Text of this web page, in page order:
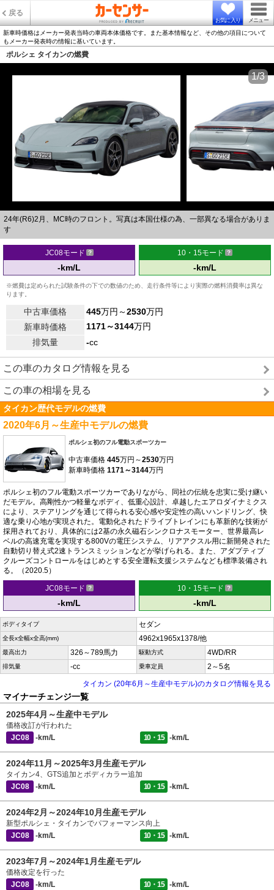
戻る
お気に入り メニュー
新車時価格はメーカー発表当時の車両本体価格です。また基本情報など、その他の項目について
もメーカー発表時の情報に基いています。
ポルシェ タイカンの燃費
24年(R6)2月、MC時のフロント。写真は本国仕様の為、一部異なる場合がありま
す
1/3
JC08モード
-km/L
10・15モード
-km/L
※燃費は定められた試験条件の下での数値のため、走行条件等により実際の燃料消費率は異な
ります。
中古車価格 445万円～2530万円
新車時価格
1171～3144万円
排気量
-cc
この車のカタログ情報を見る
この車の相場を見る
タイカン歴代モデルの燃費
2020年6月～生産中モデルの燃費
ポルシェ初のフル電動スポーツカー
中古車価格 445万円～2530万円
新車時価格 1171～3144万円
ポルシェ初のフル電動スポーツカーでありながら、同社の伝統を忠実に受け継い
だモデル。高剛性かつ軽量なボディ、低重心設計、卓越したエアロダイナミクス
により、ステアリングを通じて得られる安心感や安定性の高いハンドリング、快
適な乗り心地が実現された。電動化されたドライブトレインにも革新的な技術が
採用されており、具体的には2基の永久磁石シンクロナスモーター、世界最高レ
ベルの高速充電を実現する800Vの電圧システム、リアアクスル用に新開発された
自動切り替え式2速トランスミッションなどが挙げられる。また、アダプティブ
クルーズコントロールをはじめとする安全運転支援システムなども標準装備され
る。（2020.5）
JC08モード
-km/L
10・15モード
-km/L
ボディタイプ セダン
全長x全幅x全高(mm) 4962x1965x1378/他
最高出力 326～789馬力 駆動方式 4WD/RR
排気量 -cc 乗車定員
2～5名
タイカン (20年6月～生産中モデル)のカタログ情報を見る
マイナーチェンジ一覧
2025年4月～生産中モデル
価格改訂が行われた
JC08
-km/L 10・15 -km/L
2024年11月～2025年3月生産モデル
タイカン4、GTS追加とボディカラー追加
JC08
-km/L 10・15 -km/L
2024年2月～2024年10月生産モデル
新型ポルシェ・タイカンでパフォーマンス向上
JC08
-km/L 10・15 -km/L
2023年7月～2024年1月生産モデル
価格改定を行った
JC08
-km/L 10・15 -km/L